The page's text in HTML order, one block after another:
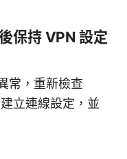
保持 VPN 設定
常，重新檢查
立連線設定，並